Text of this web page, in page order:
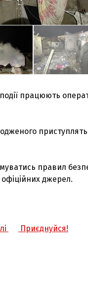
працюють
приступлять
правил
джерел.
Приєднуйся!
знищеного ворожого